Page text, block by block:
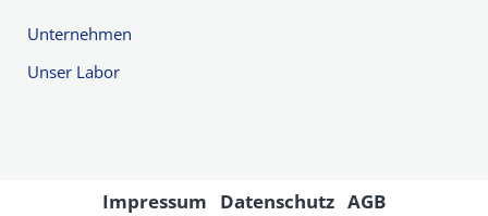
Unternehmen
Unser Labor
Impressum Datenschutz AGB